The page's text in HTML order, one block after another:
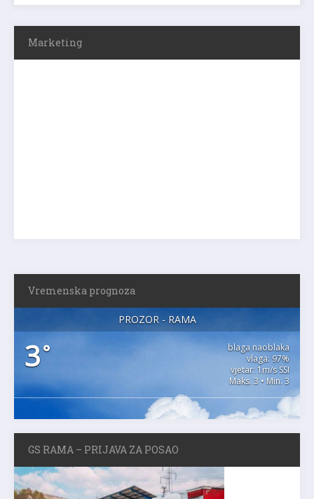
Marketing
Vremenska prognoza
PROZOR - RAMA
3°
blaga naoblaka
vlaga: 97%
vjetar: 1m/s SSI
Maks. 3 • Min. 3
GS RAMA – PRIJAVA ZA POSAO